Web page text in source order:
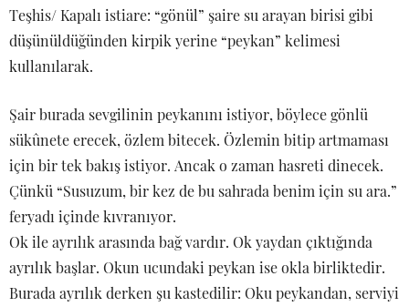
Teşhis/ Kapalı istiare: “gönül” şaire su arayan birisi gibi
düşünüldüğünden kirpik yerine “peykan” kelimesi
kullanılarak.
Şair burada sevgilinin peykanını istiyor, böylece gönlü
sükûnete erecek, özlem bitecek. Özlemin bitip artmaması
için bir tek bakış istiyor. Ancak o zaman hasreti dinecek.
Çünkü “Susuzum, bir kez de bu sahrada benim için su ara.”
feryadı içinde kıvranıyor.
Ok ile ayrılık arasında bağ vardır. Ok yaydan çıktığında
ayrılık başlar. Okun ucundaki peykan ise okla birliktedir.
Burada ayrılık derken şu kastedilir: Oku peykandan, serviyi